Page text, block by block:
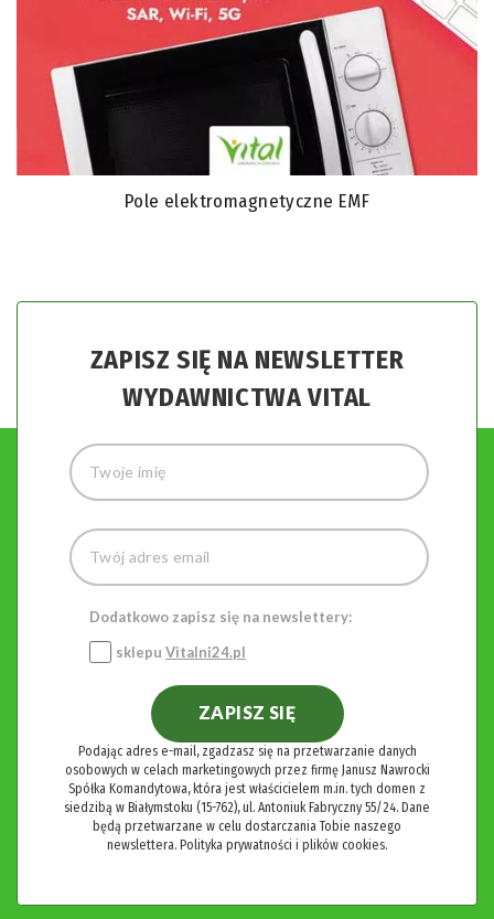
Pole elektromagnetyczne EMF
ZAPISZ SIĘ NA NEWSLETTER
WYDAWNICTWA VITAL
Dodatkowo zapisz się na newslettery:
sklepu Vitalni24.pl
ZAPISZ SIĘ
Podając adres e-mail, zgadzasz się na przetwarzanie danych
osobowych w celach marketingowych przez firmę Janusz Nawrocki
Spółka Komandytowa, która jest właścicielem m.in. tych domen z
siedzibą w Białymstoku (15-762), ul. Antoniuk Fabryczny 55/24. Dane
będą przetwarzane w celu dostarczania Tobie naszego
newslettera. Polityka prywatności i plików cookies.